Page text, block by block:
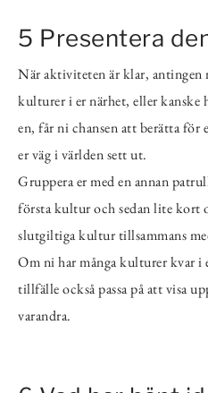
5 Presentera
När aktiviteten är klar, antingen
kulturer i er närhet, eller
en, får ni chansen att berätta
er väg i världen sett ut.
Gruppera er med en annan
första kultur och sedan lite kort
slutgiltiga kultur tillsammans
Om ni har många kulturer kvar i
tillfälle också passa på att visa
varandra.